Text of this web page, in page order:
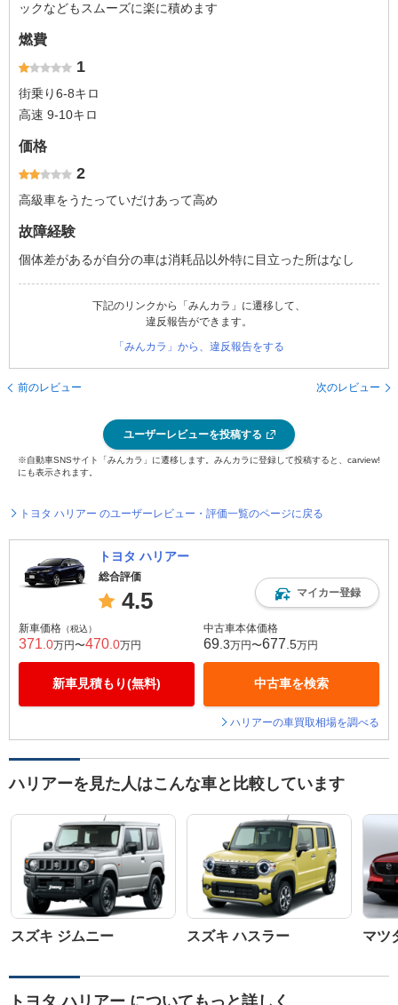
ックなどもスムーズに楽に積めます
燃費
1
街乗り6-8キロ
高速 9-10キロ
価格
2
高級車をうたっていだけあって高め
故障経験
個体差があるが自分の車は消耗品以外特に目立った所はなし
下記のリンクから「みんカラ」に遷移して、
違反報告ができます。
「みんカラ」から、違反報告をする
前のレビュー 次のレビュー
ユーザーレビューを投稿する
※自動車SNSサイト「みんカラ」に遷移します。みんカラに登録して投稿すると、carview!
にも表示されます。
トヨタ ハリアー のユーザーレビュー・評価一覧のページに戻る
トヨタ ハリアー
総合評価
4.5 マイカー登録
新車価格 （税込）
371 .0万円〜470 .0万円
新車見積もり(無料)
中古車本体価格
69 .3万円〜677 .5万円
中古車を検索
ハリアーの車買取相場を調べる
ハリアーを見た人はこんな車と比較しています
スズキ ジムニー スズキ ハスラー マツ